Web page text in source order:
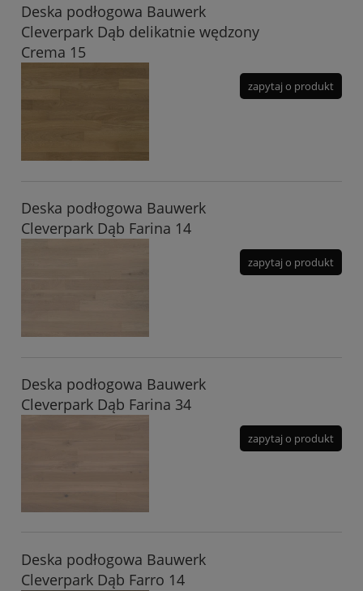
Deska podłogowa Bauwerk
Cleverpark Dąb delikatnie wędzony
Crema 15
zapytaj o produkt
Deska podłogowa Bauwerk
Cleverpark Dąb Farina 14
zapytaj o produkt
Deska podłogowa Bauwerk
Cleverpark Dąb Farina 34
zapytaj o produkt
Deska podłogowa Bauwerk
Cleverpark Dąb Farro 14